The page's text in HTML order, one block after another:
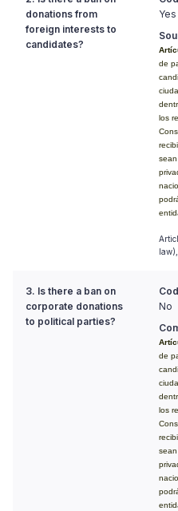
donations from
foreign interests to
candidates?
Yes
de
los
3. Is there a ban on
corporate donations
to political parties?
No
de
los